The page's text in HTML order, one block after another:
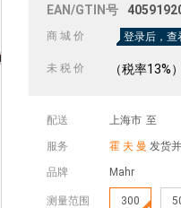
EAN/GTIN号
商 城 价 登录后，查
未 税 价 （税率13%）
配送 上海市 至
服务 霍 夫 曼 发货
品牌 Mahr
测量范围 300